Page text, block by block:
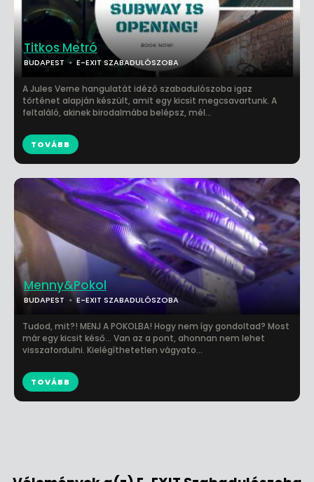
Titkos Metró
BUDAPEST E-EXIT SZABADULÓSZOBA
A Jules Verne hangulatát idéző szabadulószoba igaz
történet alapján készült, amit egy kicsit megcsavartunk. A
feltaláló, akinek birodalmába belépsz, mél...
TOVÁBB
Menny&Pokol
BUDAPEST E-EXIT SZABADULÓSZOBA
Tudod, mit?! MENJ A POKOLBA! Hogy nem így gondoltad? Most
már egy kicsit késő… Van az a pont, ahonnan nem lehet
visszafordulni. Kielégíthetetlen vágyato...
TOVÁBB